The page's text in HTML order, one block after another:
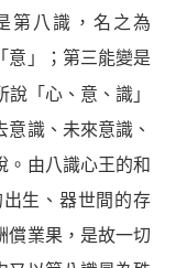
第八識，名之為
意」；第三能變是
「心、意、識」
識、未來意識、
。由八識心王的和
生、器世間的存
償業果，是故一切